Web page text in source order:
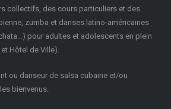
collectifs, des cours particuliers et des
zumba et danses latino-américaines
pour adultes et adolescents en plein
Hôtel de Ville).
ou danseur de salsa cubaine et/ou
bienvenus.